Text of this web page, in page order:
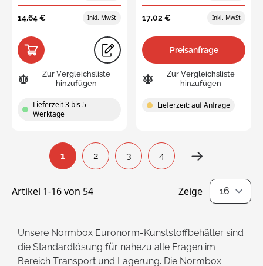
14,64 €
Zur Vergleichsliste
hinzufügen
Lieferzeit 3 bis 5
Werktage
17,02 €
Preisanfrage
Zur Vergleichsliste
hinzufügen
Lieferzeit: auf Anfrage
Artikel 1-16von 54
Seite
You're currently reading page
1
Seite
2
Seite
3
Seite
4
Zeige
Unsere Normbox Euronorm-Kunststoffbehälter sind
die Standardlösung für nahezu alle Fragen im
Bereich Transport und Lagerung. Die Normbox